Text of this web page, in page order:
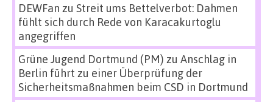
DEWFan zu Streit ums Bettelverbot: Dahmen
fühlt sich durch Rede von Karacakurtoglu
angegriffen
Grüne Jugend Dortmund (PM) zu Anschlag in
Berlin führt zu einer Überprüfung der
Sicherheitsmaßnahmen beim CSD in Dortmund